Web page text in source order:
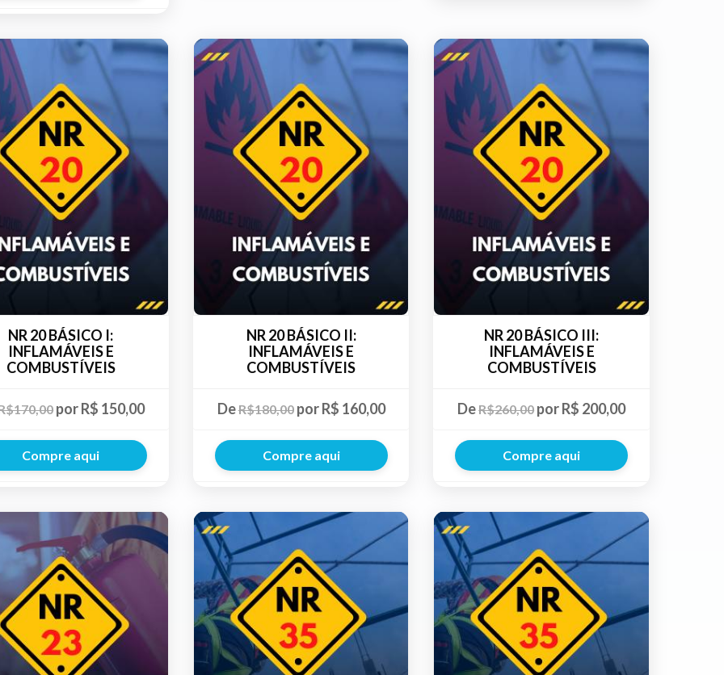
NR 20 BÁSICO I:
INFLAMÁVEIS E
COMBUSTÍVEIS
por R$ 150,00
Compre aqui
NR 20 BÁSICO II:
INFLAMÁVEIS E
COMBUSTÍVEIS
DeR$180,00por R$ 160,00
Compre aqui
NR 20 BÁSICO III:
INFLAMÁVEIS E
COMBUSTÍVEIS
DeR$260,00 por R$ 200,00
Compre aqui